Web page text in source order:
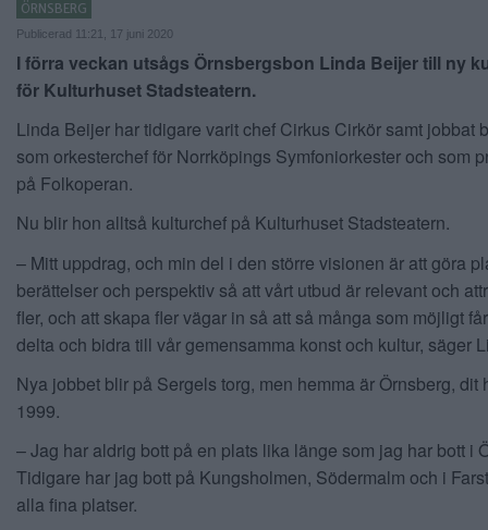
ÖRNSBERG
Publicerad 11:21, 17 juni 2020
I förra veckan utsågs Örnsbergsbon Linda Beijer till ny
för Kulturhuset Stadsteatern.
Linda Beijer har tidigare varit chef Cirkus Cirkör samt jobbat
som orkesterchef för Norrköpings Symfoniorkester och som
på Folkoperan.
Nu blir hon alltså kulturchef på Kulturhuset Stadsteatern.
– Mitt uppdrag, och min del i den större visionen är att göra
berättelser och perspektiv så att vårt utbud är relevant och
fler, och att skapa fler vägar in så att så många som möjligt
delta och bidra till vår gemensamma konst och kultur, säger
Nya jobbet blir på Sergels torg, men hemma är Örnsberg, dit
1999.
– Jag har aldrig bott på en plats lika länge som jag har bott i
Tidigare har jag bott på Kungsholmen, Södermalm och i
alla fina platser.